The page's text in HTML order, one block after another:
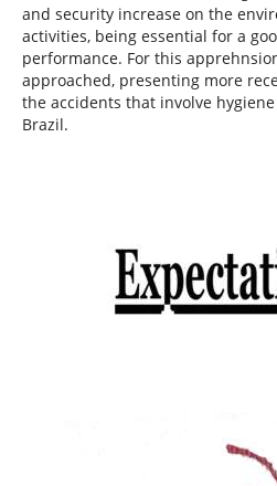
and security increase on the
activities, being essential for a
performance. For this
approached, presenting more
the accidents that involve
Brazil.